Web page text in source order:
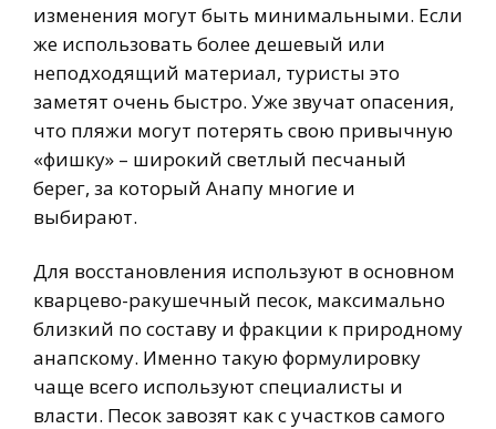
изменения могут быть минимальными. Если
же использовать более дешевый или
неподходящий материал, туристы это
заметят очень быстро. Уже звучат опасения,
что пляжи могут потерять свою привычную
«фишку» – широкий светлый песчаный
берег, за который Анапу многие и
выбирают.
Для восстановления используют в основном
кварцево-ракушечный песок, максимально
близкий по составу и фракции к природному
анапскому. Именно такую формулировку
чаще всего используют специалисты и
власти. Песок завозят как с участков самого